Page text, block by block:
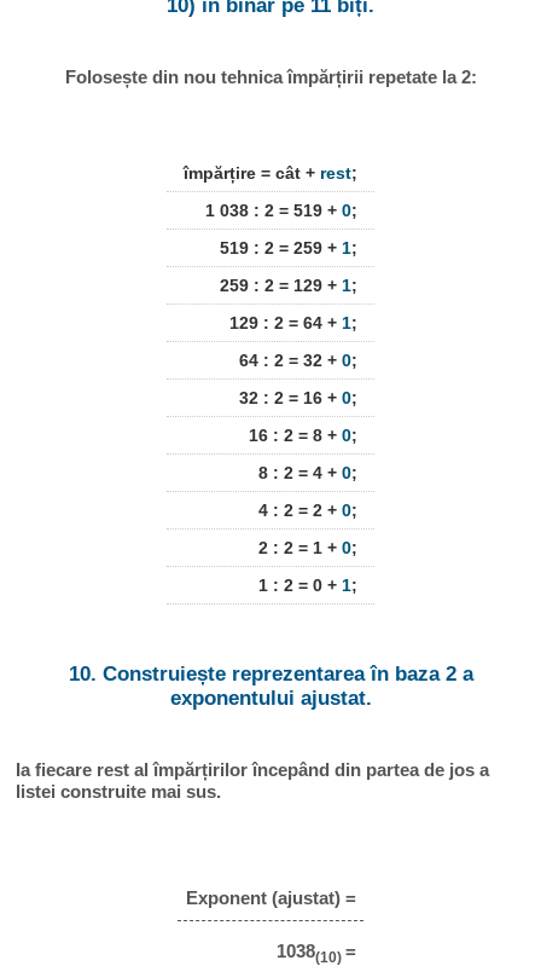
10) în binar pe 11 biți.
Folosește din nou tehnica împărțirii repetate la 2:
împărțire = cât + rest;
1 038 : 2 = 519 + 0;
519 : 2 = 259 + 1;
259 : 2 = 129 + 1;
129 : 2 = 64 + 1;
64 : 2 = 32 + 0;
32 : 2 = 16 + 0;
16 : 2 = 8 + 0;
8 : 2 = 4 + 0;
4 : 2 = 2 + 0;
2 : 2 = 1 + 0;
1 : 2 = 0 + 1;
10. Construiește reprezentarea în baza 2 a
exponentului ajustat.
Ia fiecare rest al împărțirilor începând din partea de jos a
listei construite mai sus.
Exponent (ajustat) =
1038(10) =